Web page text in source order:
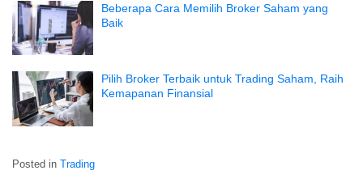
Beberapa Cara Memilih Broker Saham yang
Baik
Pilih Broker Terbaik untuk Trading Saham, Raih
Kemapanan Finansial
Posted in Trading